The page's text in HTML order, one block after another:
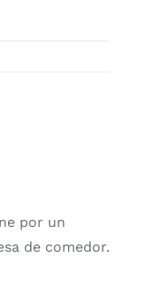
por un
de comedor.